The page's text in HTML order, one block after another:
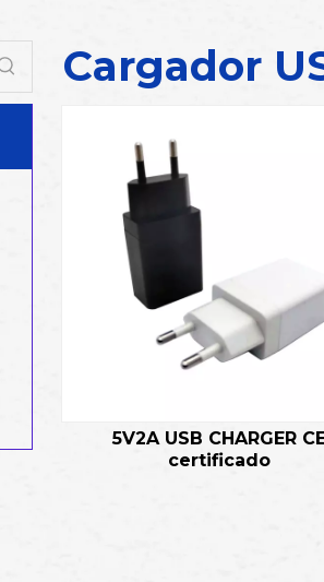
Cargador
5V2A USB CHARGER
certificado